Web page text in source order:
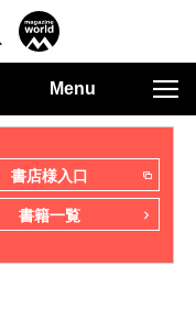
Menu
書店様入口
書籍一覧